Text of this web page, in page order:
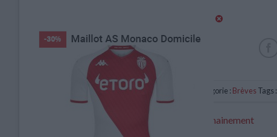
Catégorie : BrèvesTags :
Oumar Konaté devrait signer prochainement